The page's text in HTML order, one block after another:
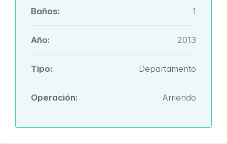
Baños: 1
Año: 2013
Tipo: Departamento
Operación: Arriendo